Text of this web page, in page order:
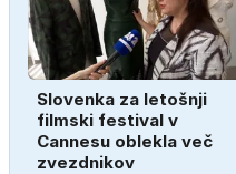
Slovenka za letošnji
filmski festival v
Cannesu oblekla več
zvezdnikov